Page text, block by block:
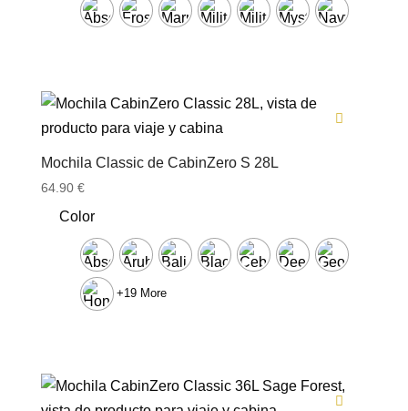
Mochila Classic de CabinZero S 28L
64.90 €
Color
+19 More